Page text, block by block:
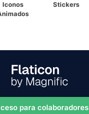
Iconos
Stickers
para colaboradores